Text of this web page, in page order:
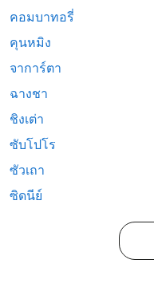
คอมบาทอรี่
คุนหมิง
จาการ์ตา
ฉางชา
ชิงเต่า
ซับโปโร
ซัวเถา
ซิดนีย์